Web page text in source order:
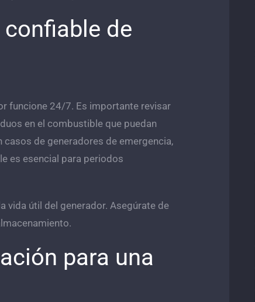
de
funcione 24/7. Es importante revisar
en el combustible que puedan
de generadores de emergencia,
es esencial para periodos
vida útil del generador. Asegúrate de
para una